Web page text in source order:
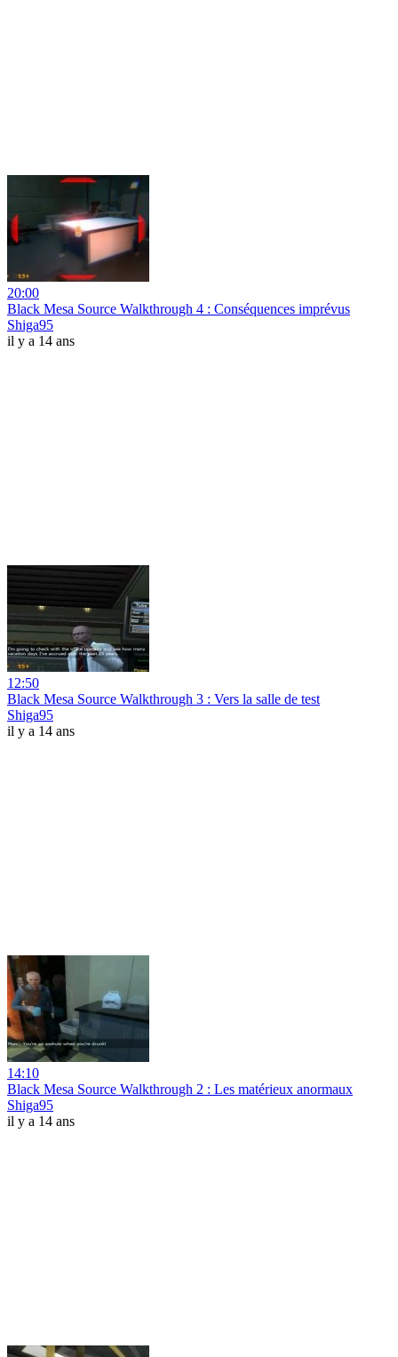
20:00
Black Mesa Source Walkthrough 4 : Conséquences imprévus
Shiga95
il y a 14 ans
12:50
Black Mesa Source Walkthrough 3 : Vers la salle de test
Shiga95
il y a 14 ans
14:10
Black Mesa Source Walkthrough 2 : Les matérieux anormaux
Shiga95
il y a 14 ans